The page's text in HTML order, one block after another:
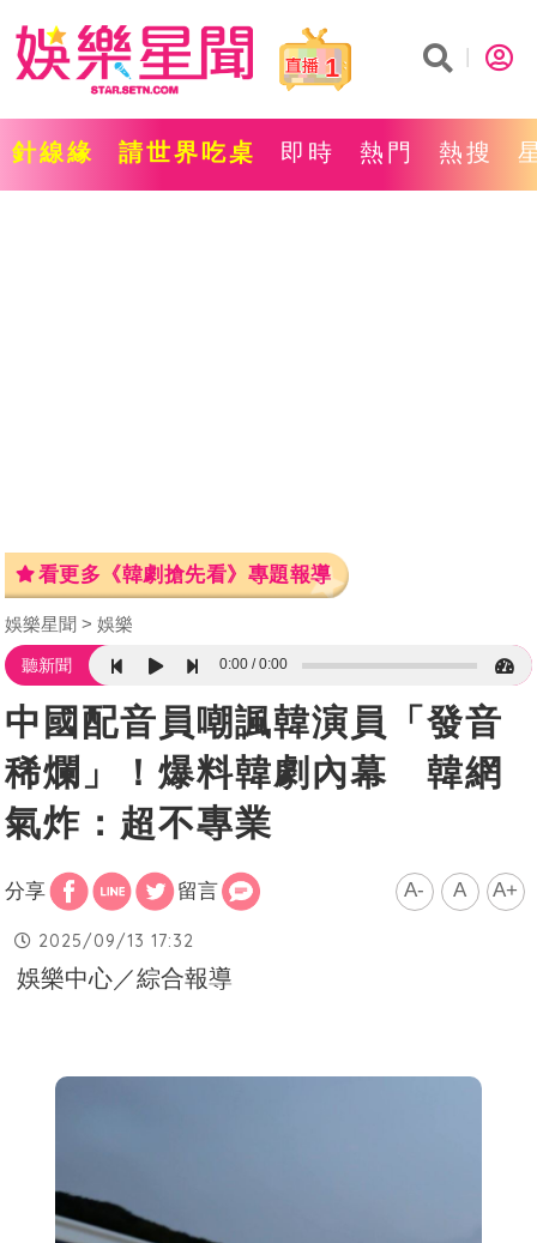
1
針線緣 請世界吃桌 即時 熱門 熱搜
看更多《韓劇搶先看》專題報導
娛樂星聞 娛樂
聽新聞 0:00 0:00
中國配音員嘲諷韓演員「發音
稀爛」！爆料韓劇內幕 韓網
氣炸：超不專業
分享 留言 A- A A+
2025/09/13 17:32
娛樂中心／綜合報導